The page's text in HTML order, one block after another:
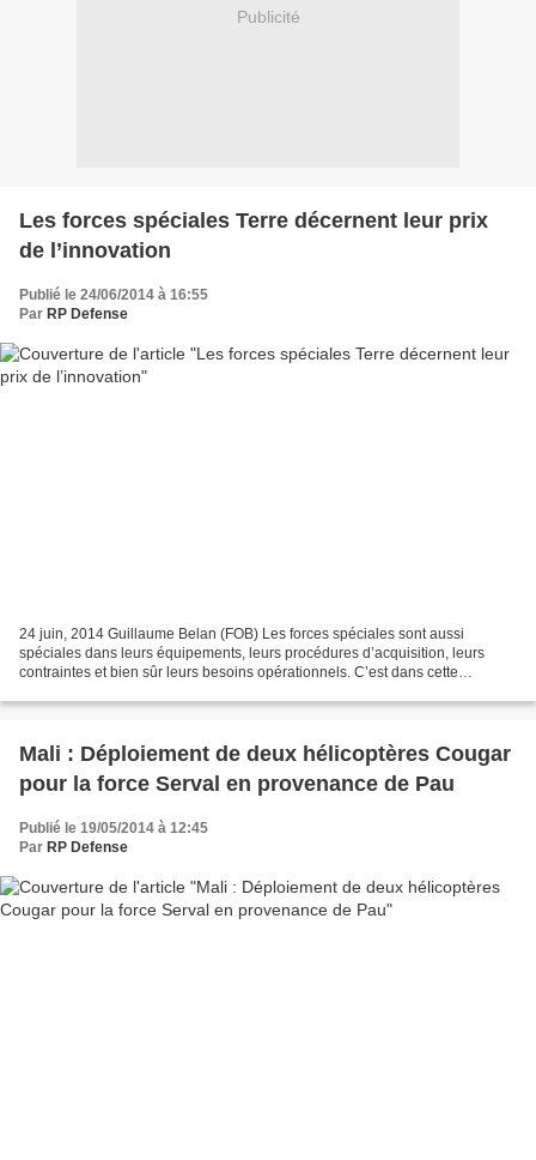
Publicité
Les forces spéciales Terre décernent leur prix
de l’innovation
Publié le 24/06/2014 à 16:55
Par RP Defense
24 juin, 2014 Guillaume Belan (FOB) Les forces spéciales sont aussi
spéciales dans leurs équipements, leurs procédures d’acquisition, leurs
contraintes et bien sûr leurs besoins opérationnels. C’est dans cette
Mali : Déploiement de deux hélicoptères Cougar
pour la force Serval en provenance de Pau
Publié le 19/05/2014 à 12:45
Par RP Defense